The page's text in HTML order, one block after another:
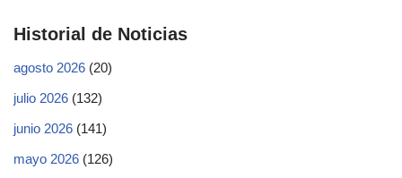
Historial de Noticias
agosto 2026 (20)
julio 2026 (132)
junio 2026 (141)
mayo 2026 (126)